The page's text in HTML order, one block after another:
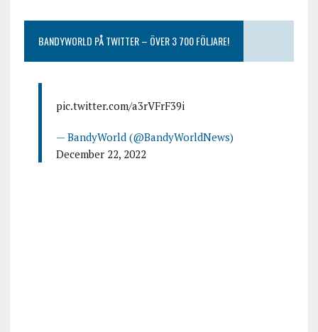
BANDYWORLD PÅ TWITTER – ÖVER 3 700 FÖLJARE!
pic.twitter.com/a3rVFrF39i
— BandyWorld (@BandyWorldNews)
December 22, 2022